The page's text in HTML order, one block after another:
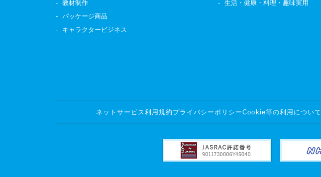
教材制作
パッケージ商品
キャラクタービジネス
生活・健康・料理・趣味実用
ネットサービス利用規約 プライバシーポリシーCookie等の利用について